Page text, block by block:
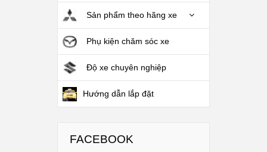
Sản phẩm theo hãng xe
Phụ kiện chăm sóc xe
Độ xe chuyên nghiệp
Hướng dẫn lắp đặt
FACEBOOK